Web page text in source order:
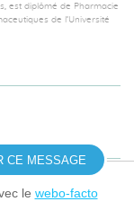
est diplômé de Pharmacie
de l’Université
le webo-facto
CE MESSAGE